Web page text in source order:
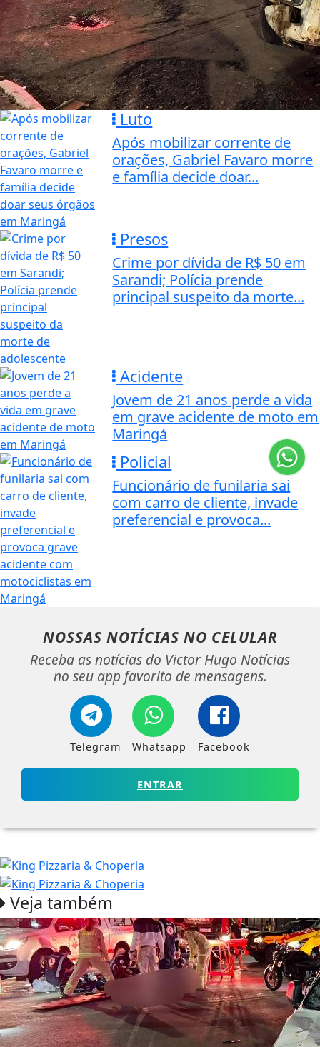
Luto
Após mobilizar corrente de
orações, Gabriel Favaro morre
e família decide doar...
Presos
Crime por dívida de R$ 50 em
Sarandi; Polícia prende
principal suspeito da morte...
Acidente
Jovem de 21 anos perde a vida
em grave acidente de moto em
Maringá
Policial
Funcionário de funilaria sai
com carro de cliente, invade
preferencial e provoca...
NOSSAS NOTÍCIAS NO CELULAR
Receba as notícias do Victor Hugo Notícias
no seu app favorito de mensagens.
Telegram Whatsapp Facebook
ENTRAR
Veja também